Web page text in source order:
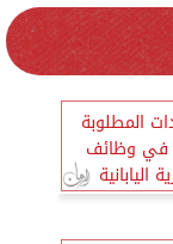
المطلوبة
في وظائف
اليابانية